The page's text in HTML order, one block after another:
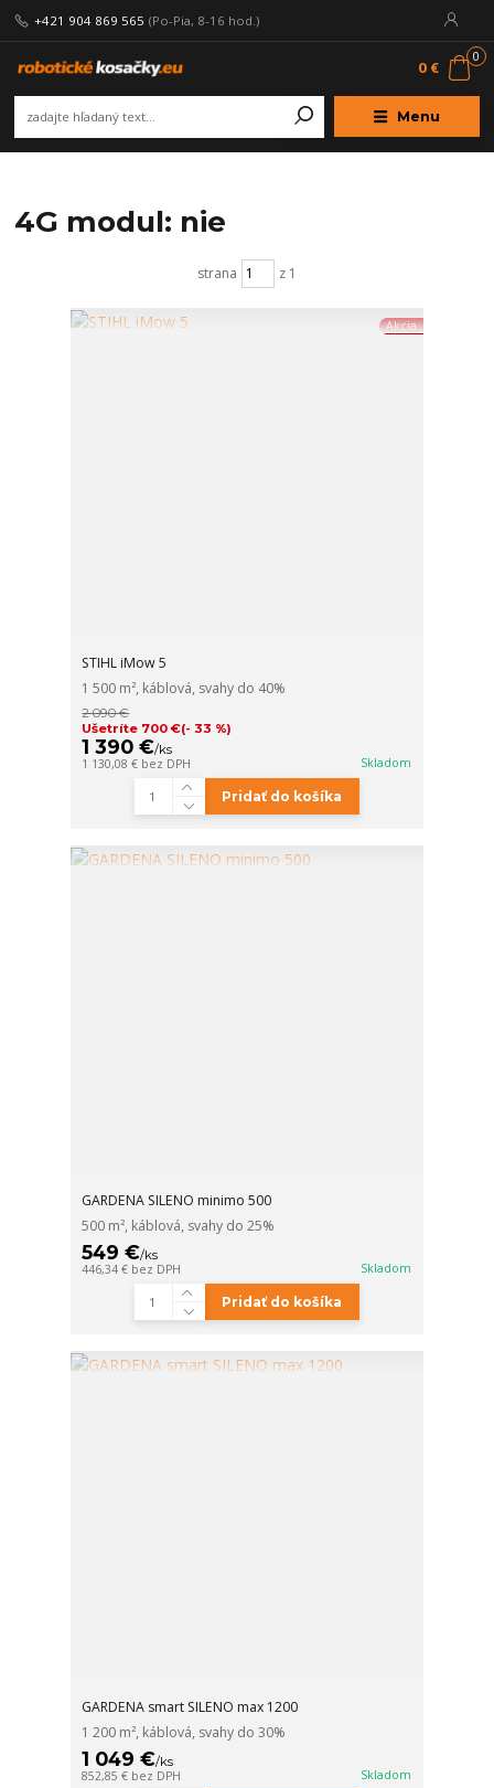
Menu
+421 904 869 565 (Po-Pia, 8-16 hod.)
0
0 €
4G modul: nie
strana z 1
Akcia
STIHL iMow 5
1 500 m², káblová, svahy do 40%
2 090 €
Ušetríte 700 €(- 33 %)
1 390 €/ks
1 130,08 € bez DPH Skladom
Pridať do košíka
GARDENA SILENO minimo 500
500 m², káblová, svahy do 25%
549 €/ks
446,34 € bez DPH Skladom
Pridať do košíka
GARDENA smart SILENO max 1200
1 200 m², káblová, svahy do 30%
1 049 €/ks
852,85 € bez DPH Skladom